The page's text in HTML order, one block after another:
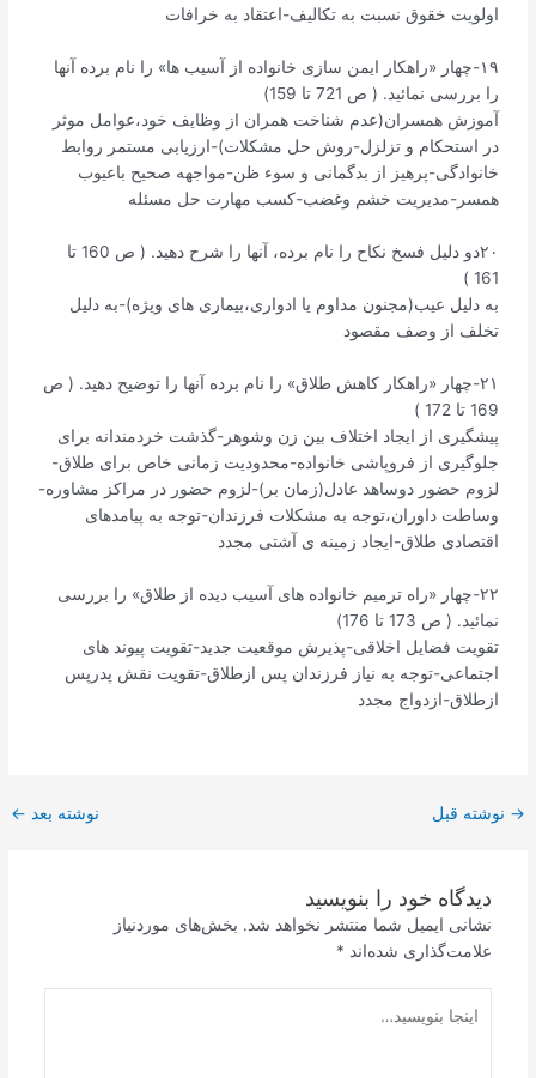
اولویت خقوق نسبت به تکالیف-اعتقاد به خرافات
۱۹-چهار «راهکار ایمن سازی خانواده از آسیب ها» را نام برده آنها
را بررسی نمائید. ( ص 721 تا 159)
آموزش همسران(عدم شناخت همران از وظایف خود،عوامل موثر
در استحکام و تزلزل-روش حل مشکلات)-ارزیابی مستمر روابط
خانوادگی-پرهیز از بدگمانی و سوء ظن-مواجهه صحیح باعیوب
همسر-مدیریت خشم وغضب-کسب مهارت حل مسئله
۲۰دو دلیل فسخ نکاح را نام برده، آنها را شرح دهید. ( ص 160 تا
161 )
به دلیل عیب(مجنون مداوم یا ادواری،بیماری های ویژه)-به دلیل
تخلف از وصف مقصود
۲۱-چهار «راهکار کاهش طلاق» را نام برده آنها را توضیح دهید. ( ص
169 تا 172 )
پیشگیری از ایجاد اختلاف بین زن وشوهر-گذشت خردمندانه برای
جلوگیری از فروپاشی خانواده-محدودیت زمانی خاص برای طلاق-
لزوم حضور دوساهد عادل(زمان بر)-لزوم حضور در مراکز مشاوره-
وساطت داوران،توجه به مشکلات فرزندان-توجه به پیامدهای
اقتصادی طلاق-ایجاد زمینه ی آشتی مجدد
۲۲-چهار «راه ترمیم خانواده های آسیب دیده از طلاق» را بررسی
نمائید. ( ص 173 تا 176)
تقویت فضایل اخلاقی-پذیرش موقعیت جدید-تقویت پیوند های
اجتماعی-توجه به نیاز فرزندان پس ازطلاق-تقویت نقش پدرپس
ازطلاق-ازدواج مجدد
→ نوشته قبل نوشته بعد ←
دیدگاه‌ خود را بنویسید
نشانی ایمیل شما منتشر نخواهد شد. بخش‌های موردنیاز
علامت‌گذاری شده‌اند *
بنویسید…